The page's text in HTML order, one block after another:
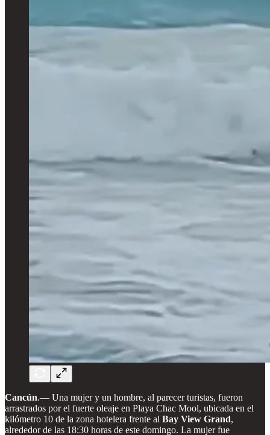
Cancún.— Una mujer y un hombre, al parecer turistas, fueron
arrastrados por el fuerte oleaje en Playa Chac Mool, ubicada en el
kilómetro 10 de la zona hotelera frente al Bay View Grand,
alrededor de las 18:30 horas de este domingo. La mujer fue